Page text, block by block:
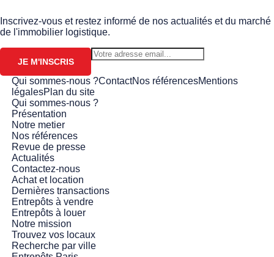
Inscrivez-vous et restez informé de nos actualités et du marché
de l'immobilier logistique.
JE M'INSCRIS
Qui sommes-nous ?ContactNos référencesMentions
légalesPlan du site
Qui sommes-nous ?
Présentation
Notre metier
Nos références
Revue de presse
Actualités
Contactez-nous
Achat et location
Dernières transactions
Entrepôts à vendre
Entrepôts à louer
Notre mission
Trouvez vos locaux
Recherche par ville